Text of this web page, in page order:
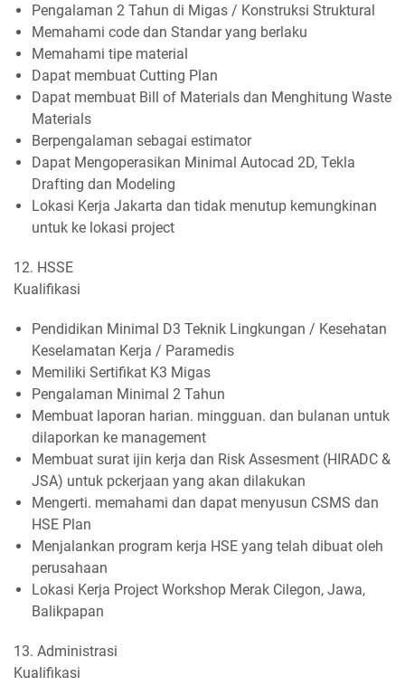
Pengalaman 2 Tahun di Migas / Konstruksi Struktural
Memahami code dan Standar yang berlaku
Memahami tipe material
Dapat membuat Cutting Plan
Dapat membuat Bill of Materials dan Menghitung Waste
Materials
Berpengalaman sebagai estimator
Dapat Mengoperasikan Minimal Autocad 2D, Tekla
Drafting dan Modeling
Lokasi Kerja Jakarta dan tidak menutup kemungkinan
untuk ke lokasi project
12. HSSE
Kualifikasi
Pendidikan Minimal D3 Teknik Lingkungan / Kesehatan
Keselamatan Kerja / Paramedis
Memiliki Sertifikat K3 Migas
Pengalaman Minimal 2 Tahun
Membuat laporan harian. mingguan. dan bulanan untuk
dilaporkan ke management
Membuat surat ijin kerja dan Risk Assesment (HIRADC &
JSA) untuk pckerjaan yang akan dilakukan
Mengerti. memahami dan dapat menyusun CSMS dan
HSE Plan
Menjalankan program kerja HSE yang telah dibuat oleh
perusahaan
Lokasi Kerja Project Workshop Merak Cilegon, Jawa,
Balikpapan
13. Administrasi
Kualifikasi